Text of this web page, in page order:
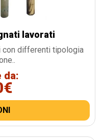
lavorati
differenti tipologia
da: